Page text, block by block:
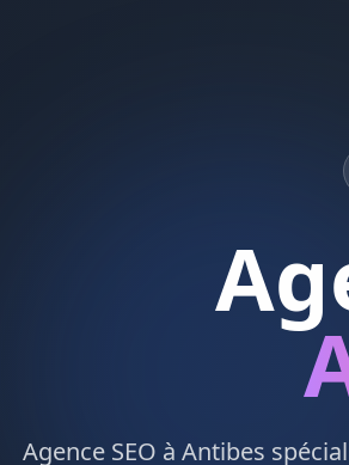
Agence SEO à Antibes